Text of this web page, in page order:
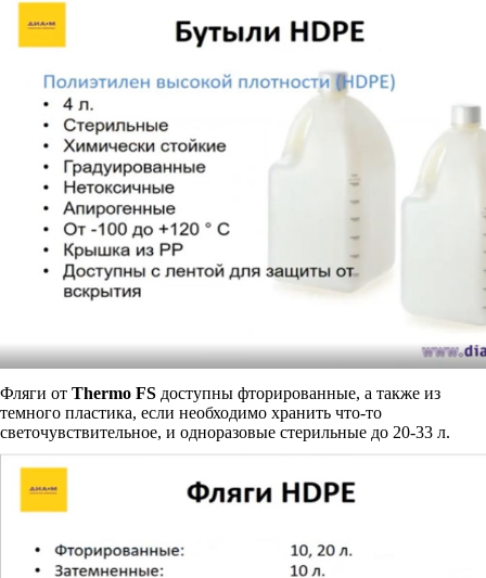
Фляги от Thermo FS доступны фторированные, а также из
темного пластика, если необходимо хранить что-то
светочувствительное, и одноразовые стерильные до 20-33 л.